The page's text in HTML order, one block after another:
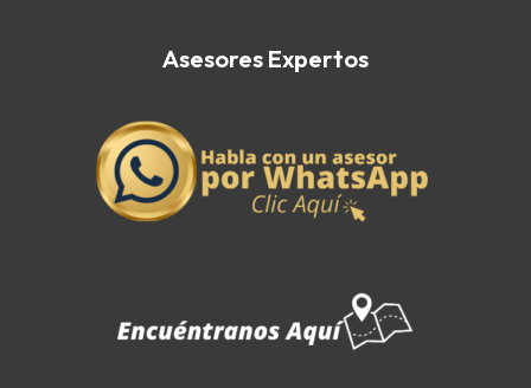
Asesores Expertos